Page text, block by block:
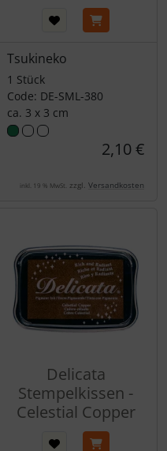
Tsukineko
1 Stück
Code: DE-SML-380
ca. 3 x 3 cm
2,10 €
inkl. 19 % MwSt. zzgl. Versandkosten
Delicata
Stempelkissen -
Celestial Copper